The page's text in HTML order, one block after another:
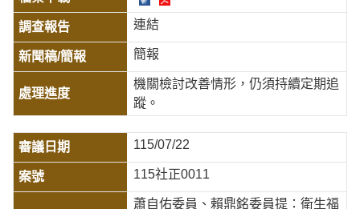
連結
簡報
機關檢討改善情形，仍須持續定期追
蹤。
115/07/22
115社正0011
蕭自佑委員、賴鼎銘委員提：衛生福